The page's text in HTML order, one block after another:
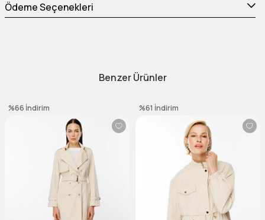
Ödeme Seçenekleri
Benzer Ürünler
%66 İndirim %61 İndirim